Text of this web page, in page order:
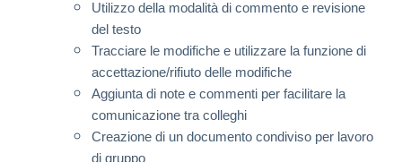
Utilizzo della modalità di commento e revisione
del testo
Tracciare le modifiche e utilizzare la funzione di
accettazione/rifiuto delle modifiche
Aggiunta di note e commenti per facilitare la
comunicazione tra colleghi
Creazione di un documento condiviso per lavoro
di gruppo